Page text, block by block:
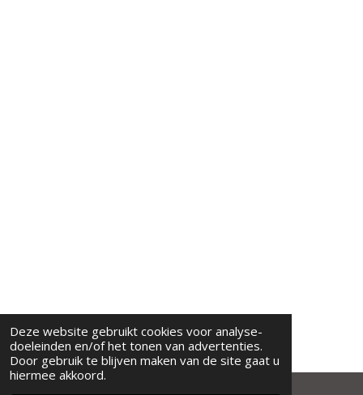
Deze website gebruikt cookies voor analyse-
doeleinden en/of het tonen van advertenties.
Door gebruik te blijven maken van de site gaat u
hiermee akkoord.